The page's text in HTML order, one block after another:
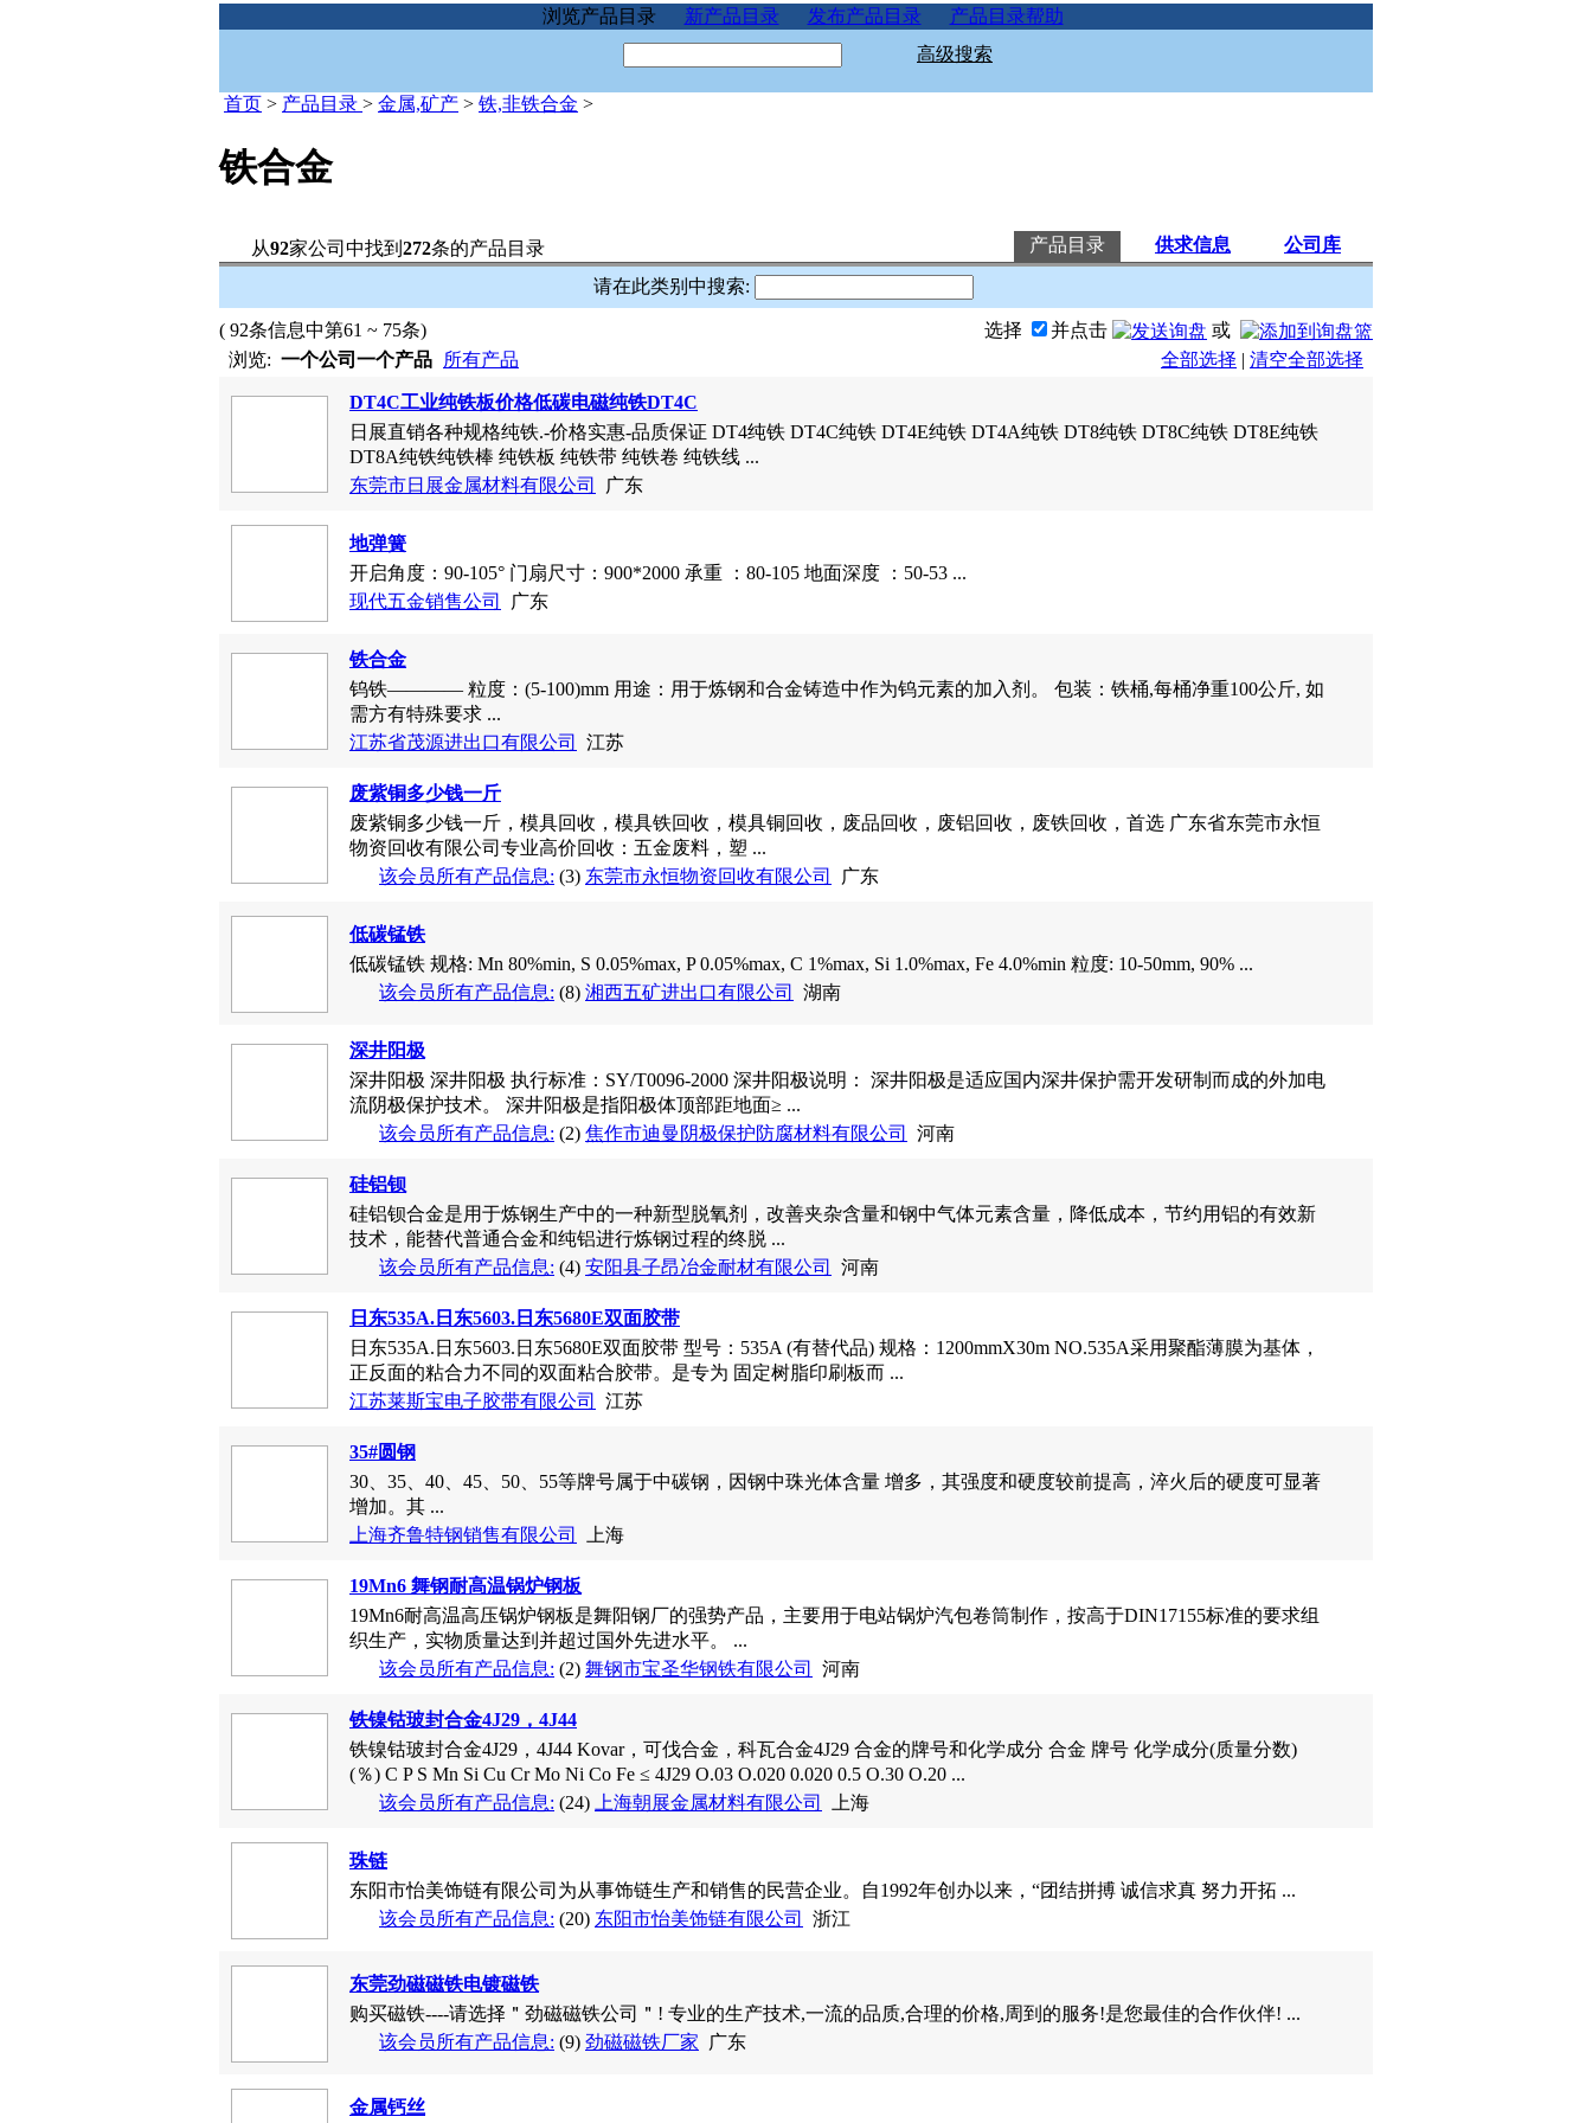
浏览产品目录 新产品目录 发布产品目录
产品目录帮助
高级搜索
首页 > 产品目录 > 金属,矿产 > 铁,非铁合金 >
铁合金
从92家公司中找到 272条的产品目录 产品目录 供求信息 公司库
请在此类别中搜索:
( 92条信息中第61 ~ 75条) 选择 并点击
或
浏览: 一个公司一个产品 所有产品 全部选择 | 清空全部选择
DT4C工业纯铁板价格低碳电磁纯铁DT4C
日展直销各种规格纯铁.-价格实惠-品质保证 DT4纯铁 DT4C纯铁 DT4E纯铁 DT4A纯铁 DT8纯铁 DT8C纯铁 DT8E纯铁
DT8A纯铁纯铁棒 纯铁板 纯铁带 纯铁卷 纯铁线 ...
东莞市日展金属材料有限公司
广东
地弹簧
开启角度：90-105° 门扇尺寸：900*2000 承重 ：80-105 地面深度 ：50-53 ...
现代五金销售公司
广东
铁合金
钨铁―――― 粒度：(5-100)mm 用途：用于炼钢和合金铸造中作为钨元素的加入剂。 包装：铁桶,每桶净重100公斤, 如
需方有特殊要求 ...
江苏省茂源进出口有限公司
江苏
废紫铜多少钱一斤
废紫铜多少钱一斤，模具回收，模具铁回收，模具铜回收，废品回收，废铝回收，废铁回收，首选 广东省东莞市永恒
物资回收有限公司专业高价回收：五金废料，塑 ...
该会员所有产品信息: (3) 东莞市永恒物资回收有限公司 广东
低碳锰铁
低碳锰铁 规格: Mn 80%min, S 0.05%max, P 0.05%max, C 1%max, Si 1.0%max, Fe 4.0%min 粒度: 10-50mm, 90% ...
该会员所有产品信息: (8) 湘西五矿进出口有限公司 湖南
深井阳极
深井阳极 深井阳极 执行标准：SY/T0096-2000 深井阳极说明： 深井阳极是适应国内深井保护需开发研制而成的外加电
流阴极保护技术。 深井阳极是指阳极体顶部距地面≥ ...
该会员所有产品信息: (2) 焦作市迪曼阴极保护防腐材料有限公司 河南
硅铝钡
硅铝钡合金是用于炼钢生产中的一种新型脱氧剂，改善夹杂含量和钢中气体元素含量，降低成本，节约用铝的有效新
技术，能替代普通合金和纯铝进行炼钢过程的终脱 ...
该会员所有产品信息: (4) 安阳县子昂冶金耐材有限公司 河南
日东535A.日东5603.日东5680E双面胶带
日东535A.日东5603.日东5680E双面胶带 型号：535A (有替代品) 规格：1200mmX30m NO.535A采用聚酯薄膜为基体，
正反面的粘合力不同的双面粘合胶带。是专为 固定树脂印刷板而 ...
江苏莱斯宝电子胶带有限公司
江苏
35#圆钢
30、35、40、45、50、55等牌号属于中碳钢，因钢中珠光体含量 增多，其强度和硬度较前提高，淬火后的硬度可显著
增加。其 ...
上海齐鲁特钢销售有限公司
上海
19Mn6 舞钢耐高温锅炉钢板
19Mn6耐高温高压锅炉钢板是舞阳钢厂的强势产品，主要用于电站锅炉汽包卷筒制作，按高于DIN17155标准的要求组
织生产，实物质量达到并超过国外先进水平。 ...
该会员所有产品信息: (2) 舞钢市宝圣华钢铁有限公司 河南
铁镍钴玻封合金4J29，4J44
铁镍钴玻封合金4J29，4J44 Kovar，可伐合金，科瓦合金4J29 合金的牌号和化学成分 合金 牌号 化学成分(质量分数)
(％) C P S Mn Si Cu Cr Mo Ni Co Fe ≤ 4J29 O.03 O.020 0.020 0.5 O.30 O.20 ...
该会员所有产品信息: (24) 上海朝展金属材料有限公司 上海
珠链
东阳市怡美饰链有限公司为从事饰链生产和销售的民营企业。自1992年创办以来，“团结拼搏 诚信求真 努力开拓 ...
该会员所有产品信息: (20) 东阳市怡美饰链有限公司 浙江
东莞劲磁磁铁电镀磁铁
购买磁铁----请选择＂劲磁磁铁公司＂! 专业的生产技术,一流的品质,合理的价格,周到的服务!是您最佳的合作伙伴! ...
该会员所有产品信息: (9) 劲磁磁铁厂家 广东
金属钙丝